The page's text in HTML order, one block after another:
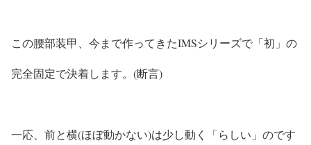
この腰部装甲、今まで作ってきたIMSシリーズで「初」の
完全固定で決着します。(断言)
一応、前と横(ほぼ動かない)は少し動く「らしい」のです